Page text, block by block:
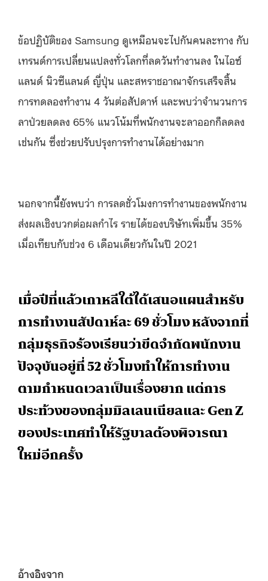
ข้อปฏิบัติของ Samsung ดูเหมือนจะไปกันคนละทาง กับ
เทรนด์การเปลี่ยนแปลงทั่วโลกที่ลดวันทำงานลง ในไอซ์
แลนด์ นิวซีแลนด์ ญี่ปุ่น และสหราชอาณาจักรเสร็จสิ้น
การทดลองทำงาน 4 วันต่อสัปดาห์ และพบว่าจำนวนการ
ลาป่วยลดลง 65% แนวโน้มที่พนักงานจะลาออกก็ลดลง
เช่นกัน ซึ่งช่วยปรับปรุงการทำงานได้อย่างมาก
นอกจากนี้ยังพบว่า การลดชั่วโมงการทำงานของพนักงาน
ส่งผลเชิงบวกต่อผลกำไร รายได้ของบริษัทเพิ่มขึ้น 35%
เมื่อเทียบกับช่วง 6 เดือนเดียวกันในปี 2021
เมื่อปีที่แล้วเกาหลีใต้ได้เสนอแผนสำหรับ
การทำงานสัปดาห์ละ 69 ชั่วโมง หลังจากที่
กลุ่มธุรกิจร้องเรียนว่าขีดจำกัดพนักงาน
ปัจจุบันอยู่ที่ 52 ชั่วโมงทำให้การทำงาน
ตามกำหนดเวลาเป็นเรื่องยาก แต่การ
ประท้วงของกลุ่มมิลเลนเนียลและ Gen Z
ของประเทศทำให้รัฐบาลต้องพิจารณา
ใหม่อีกครั้ง
อ้างอิงจาก